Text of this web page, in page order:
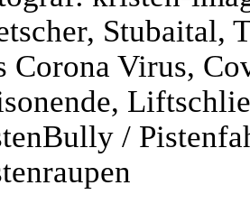
Stubaital,
Corona Virus,
/